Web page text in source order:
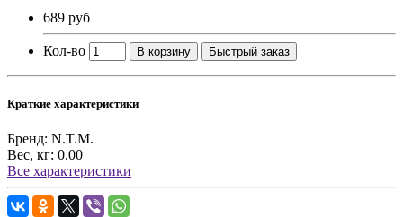
689 руб
Кол-во В корзину Быстрый заказ
Краткие характеристики
Бренд: N.T.M.
Вес, кг: 0.00
Все характеристики